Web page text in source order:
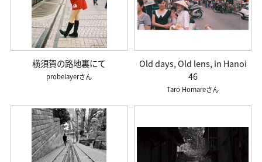
横須賀の路地裏にて
probelayer
Old days, Old lens, in Hanoi
46
Taro Homare